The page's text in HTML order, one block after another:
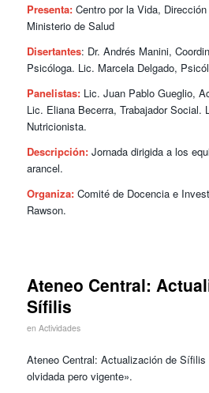
Presenta:Centro por la Vida,
Ministerio de Salud
Disertantes: Dr. Andrés Manini,
Psicóloga. Lic. Marcela Delgado,
Panelistas:Lic. Juan Pablo Gueglio,
Lic. Eliana Becerra, Trabajador Social.
Nutricionista.
Descripción:Jornada dirigida a los
arancel.
Organiza:Comité de Docencia e
Rawson.
Ateneo Central:
Sífilis
en Actividades
Ateneo Central: Actualización de Sífilis
olvidada pero vigente».